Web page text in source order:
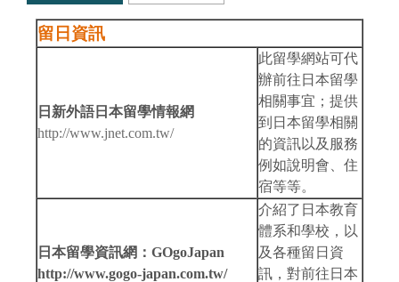
留日資訊
日新外語日本留學情報網
http://www.jnet.com.tw/
此留學網站可代
辦前往日本留學
相關事宜；提供
到日本留學相關
的資訊以及服務
例如說明會、住
宿等等。
日本留學資訊網： GOgoJapan
http://www.gogo-japan.com.tw/
介紹了日本教育
體系和學校，以
及各種留日資
訊，對前往日本